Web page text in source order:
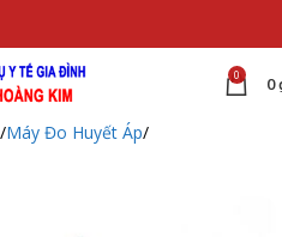
0 0
Máy Đo Huyết Áp